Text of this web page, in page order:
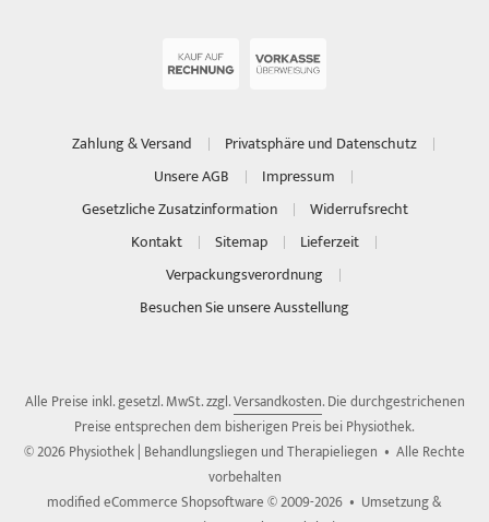
Zahlung & Versand
Privatsphäre und Datenschutz
Unsere AGB
Impressum
Gesetzliche Zusatzinformation
Widerrufsrecht
Kontakt
Sitemap
Lieferzeit
Verpackungsverordnung
Besuchen Sie unsere Ausstellung
Alle Preise inkl. gesetzl. MwSt. zzgl.Versandkosten. Die durchgestrichenen
Preise entsprechen dem bisherigen Preis bei Physiothek.
© 2026 Physiothek | Behandlungsliegen und Therapieliegen • Alle Rechte
vorbehalten
modified eCommerce Shopsoftware © 2009-2026 • Umsetzung &